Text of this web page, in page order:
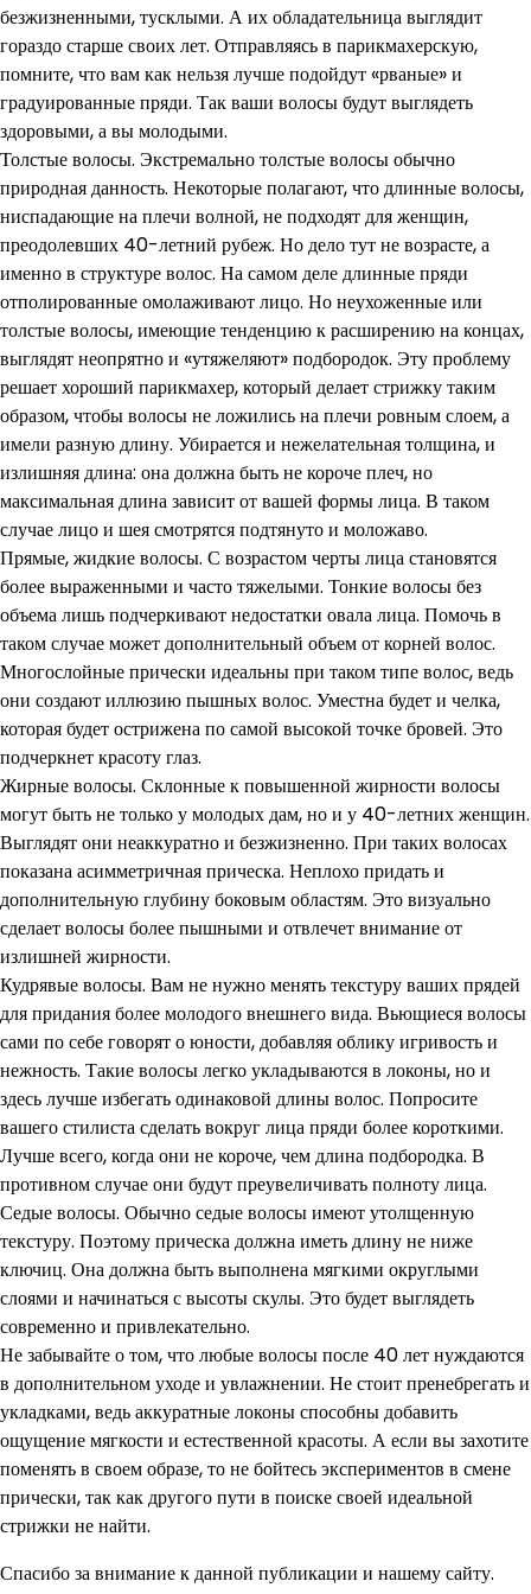
безжизненными, тусклыми. А их обладательница выглядит
гораздо старше своих лет. Отправляясь в парикмахерскую,
помните, что вам как нельзя лучше подойдут «рваные» и
градуированные пряди. Так ваши волосы будут выглядеть
здоровыми, а вы молодыми.
Толстые волосы. Экстремально толстые волосы обычно
природная данность. Некоторые полагают, что длинные волосы,
ниспадающие на плечи волной, не подходят для женщин,
преодолевших 40-летний рубеж. Но дело тут не возрасте, а
именно в структуре волос. На самом деле длинные пряди
отполированные омолаживают лицо. Но неухоженные или
толстые волосы, имеющие тенденцию к расширению на концах,
выглядят неопрятно и «утяжеляют» подбородок. Эту проблему
решает хороший парикмахер, который делает стрижку таким
образом, чтобы волосы не ложились на плечи ровным слоем, а
имели разную длину. Убирается и нежелательная толщина, и
излишняя длина: она должна быть не короче плеч, но
максимальная длина зависит от вашей формы лица. В таком
случае лицо и шея смотрятся подтянуто и моложаво.
Прямые, жидкие волосы. С возрастом черты лица становятся
более выраженными и часто тяжелыми. Тонкие волосы без
объема лишь подчеркивают недостатки овала лица. Помочь в
таком случае может дополнительный объем от корней волос.
Многослойные прически идеальны при таком типе волос, ведь
они создают иллюзию пышных волос. Уместна будет и челка,
которая будет острижена по самой высокой точке бровей. Это
подчеркнет красоту глаз.
Жирные волосы. Склонные к повышенной жирности волосы
могут быть не только у молодых дам, но и у 40-летних женщин.
Выглядят они неаккуратно и безжизненно. При таких волосах
показана асимметричная прическа. Неплохо придать и
дополнительную глубину боковым областям. Это визуально
сделает волосы более пышными и отвлечет внимание от
излишней жирности.
Кудрявые волосы. Вам не нужно менять текстуру ваших прядей
для придания более молодого внешнего вида. Вьющиеся волосы
сами по себе говорят о юности, добавляя облику игривость и
нежность. Такие волосы легко укладываются в локоны, но и
здесь лучше избегать одинаковой длины волос. Попросите
вашего стилиста сделать вокруг лица пряди более короткими.
Лучше всего, когда они не короче, чем длина подбородка. В
противном случае они будут преувеличивать полноту лица.
Седые волосы. Обычно седые волосы имеют утолщенную
текстуру. Поэтому прическа должна иметь длину не ниже
ключиц. Она должна быть выполнена мягкими округлыми
слоями и начинаться с высоты скулы. Это будет выглядеть
современно и привлекательно.
Не забывайте о том, что любые волосы после 40 лет нуждаются
в дополнительном уходе и увлажнении. Не стоит пренебрегать и
укладками, ведь аккуратные локоны способны добавить
ощущение мягкости и естественной красоты. А если вы захотите
поменять в своем образе, то не бойтесь экспериментов в смене
прически, так как другого пути в поиске своей идеальной
стрижки не найти.
Спасибо за внимание к данной публикации и нашему сайту.